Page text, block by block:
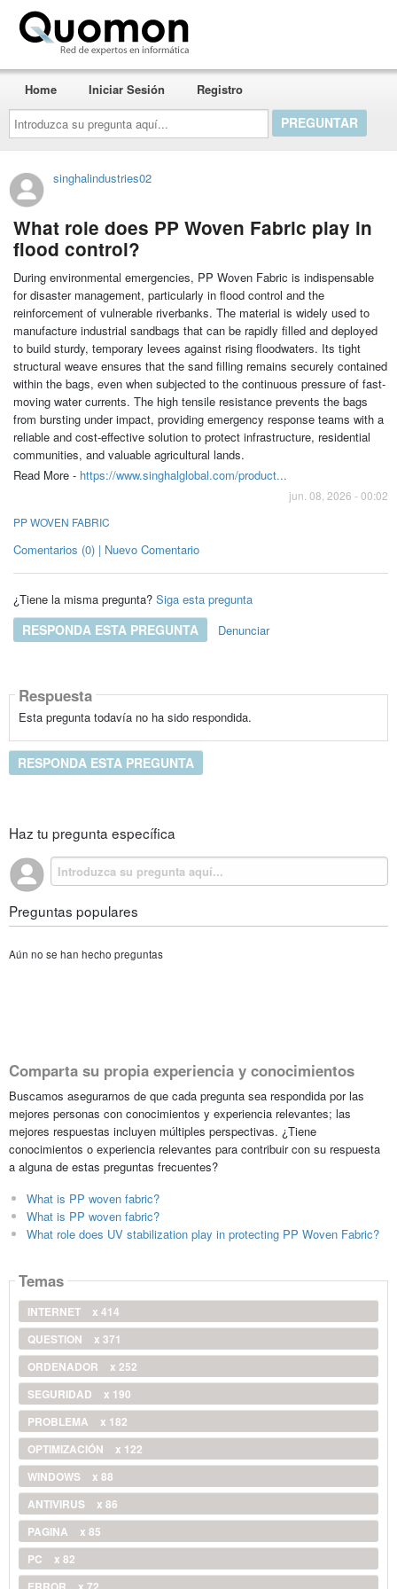
Introduzca
su
pregunta
aquí...
Home Iniciar Sesión Registro
singhalindustries02
What role does PP Woven Fabric play in
flood control?
During environmental emergencies, PP Woven Fabric is indispensable
for disaster management, particularly in flood control and the
reinforcement of vulnerable riverbanks. The material is widely used to
manufacture industrial sandbags that can be rapidly filled and deployed
to build sturdy, temporary levees against rising floodwaters. Its tight
structural weave ensures that the sand filling remains securely contained
within the bags, even when subjected to the continuous pressure of fast-
moving water currents. The high tensile resistance prevents the bags
from bursting under impact, providing emergency response teams with a
reliable and cost-effective solution to protect infrastructure, residential
communities, and valuable agricultural lands.
Read More - https://www.singhalglobal.com/product...
jun. 08, 2026 - 00:02
PP WOVEN FABRIC
Comentarios (0) | Nuevo Comentario
¿Tiene la misma pregunta? Siga esta pregunta
RESPONDA ESTA PREGUNTA Denunciar
Respuesta
Esta pregunta todavía no ha sido respondida.
RESPONDA ESTA PREGUNTA
Haz tu pregunta específica
Preguntas populares
Aún no se han hecho preguntas
Comparta su propia experiencia y conocimientos
Buscamos asegurarnos de que cada pregunta sea respondida por las
mejores personas con conocimientos y experiencia relevantes; las
mejores respuestas incluyen múltiples perspectivas. ¿Tiene
conocimientos o experiencia relevantes para contribuir con su respuesta
a alguna de estas preguntas frecuentes?
What is PP woven fabric?
What is PP woven fabric?
What role does UV stabilization play in protecting PP Woven Fabric?
Temas
INTERNET
x 414
QUESTION
x 371
ORDENADOR
x 252
SEGURIDAD
x 190
PROBLEMA
x 182
OPTIMIZACIÓN
x 122
WINDOWS
x 88
ANTIVIRUS
x 86
PAGINA
x 85
PC
x 82